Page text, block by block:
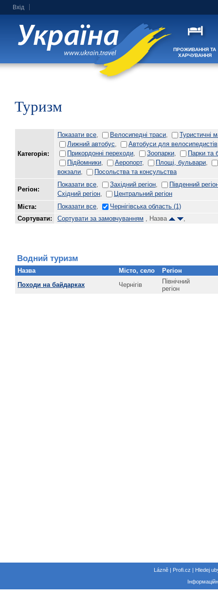
Вхід
ПРОЖИВАННЯ ТА
ХАРЧУВАННЯ
Туризм
Категорія:
Показати все Велосипедні траси
Туристичні
Лижний автобус
Автобуси для велосипедистів
Прикордонні переходи
Зоопарки
Парки та
Підйомники
Аеропорт, Площі, бульвари
вокзали
Посольства та консульства
Регіон:
Показати все Західний регіон
Південний
Східний регіон
Центральний регіон
Міста:
Показати все Чернігівська область (1)
Сортувати:
Сортувати за замовчуванням , Назва
Водний туризм
Назва Місто, село
Регіон
Походи на байдарках
Чернігів
Північний
регіон
Lázně | Profi.cz | Hledej